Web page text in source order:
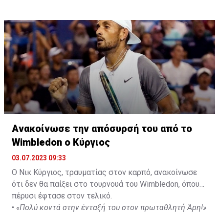
Ανακοίνωσε την απόσυρσή του από το
Wimbledon ο Κύργιος
03.07.2023 09:33
Ο Νικ Κύργιος, τραυματίας στον καρπό, ανακοίνωσε
ότι δεν θα παίξει στο τουρνουά του Wimbledon, όπου
πέρυσι έφτασε στον τελικό.
• «Πολύ κοντά στην ένταξή του στον πρωταθλητή Άρη!»